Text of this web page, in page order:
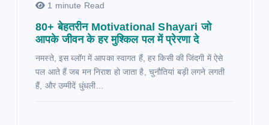
1 minute Read
80+ बेहतरीन Motivational Shayari जो
आपके जीवन के हर मुश्किल पल में प्रेरणा दे
नमस्ते, इस ब्लॉग में आपका स्वागत हैं, हर किसी की जिंदगी में ऐसे
पल आते हैं जब मन निराश हो जाता है, चुनौतियां बड़ी लगने लगती
हैं, और उम्मीदें धुंधली…